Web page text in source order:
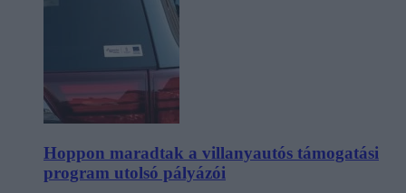
Hoppon maradtak a villanyautós támogatási
program utolsó pályázói